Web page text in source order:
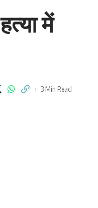
में
3 Min Read